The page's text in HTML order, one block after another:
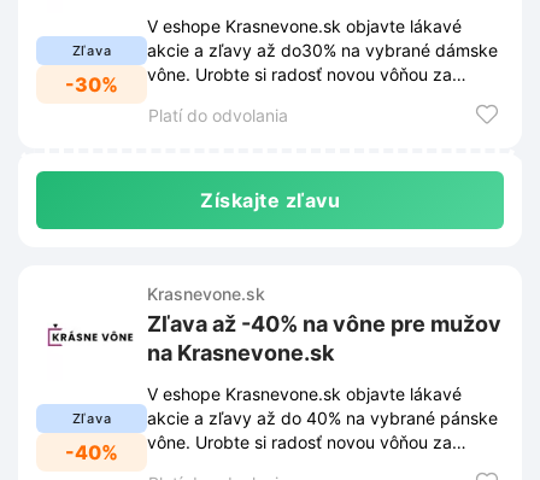
Zľava
-30%
V eshope Krasnevone.sk objavte lákavé
akcie a zľavy až do30% na vybrané dámske
vône. Urobte si radosť novou vôňou za
Platí do odvolania
Získajte zľavu
Zľava
-40%
Krasnevone.sk
Zľava až -40% na vône pre mužov
na Krasnevone.sk
V eshope Krasnevone.sk objavte lákavé
akcie a zľavy až do 40% na vybrané pánske
vône. Urobte si radosť novou vôňou za